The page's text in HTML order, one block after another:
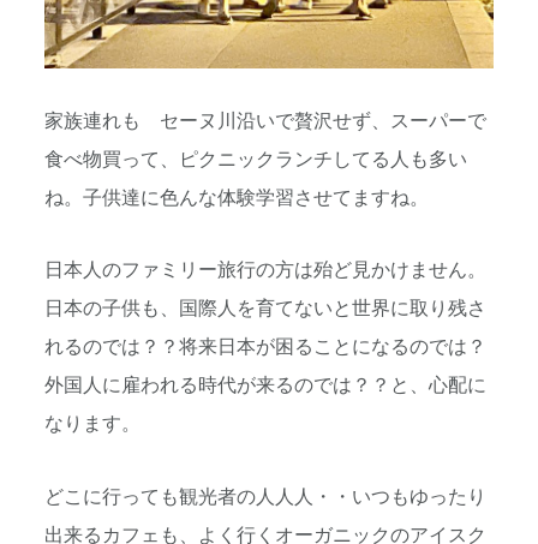
家族連れも セーヌ川沿いで贅沢せず、スーパーで
食べ物買って、ピクニックランチしてる人も多い
ね。子供達に色んな体験学習させてますね。
日本人のファミリー旅行の方は殆ど見かけません。
日本の子供も、国際人を育てないと世界に取り残さ
れるのでは？？将来日本が困ることになるのでは？
外国人に雇われる時代が来るのでは？？と、心配に
なります。
どこに行っても観光者の人人人・・いつもゆったり
出来るカフェも、よく行くオーガニックのアイスク